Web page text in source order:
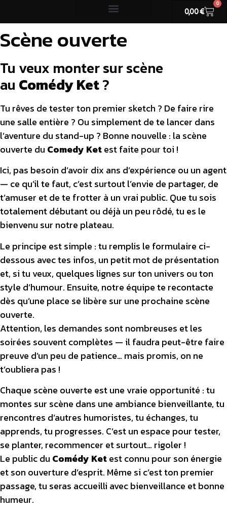
0,00€
0
Scène ouverte
Tu veux monter sur scène
au Comédy Ket?
Tu rêves de tester ton premier sketch ? De faire rire
une salle entière ? Ou simplement de te lancer dans
l’aventure du stand-up ? Bonne nouvelle : la scène
ouverte du Comedy Ketest faite pour toi !
Ici, pas besoin d’avoir dix ans d’expérience ou un agent
— ce qu’il te faut, c’est surtout l’envie de partager, de
t’amuser et de te frotter à un vrai public. Que tu sois
totalement débutant ou déjà un peu rôdé, tu es le
bienvenu sur notre plateau.
Le principe est simple : tu remplis le formulaire ci-
dessous avec tes infos, un petit mot de présentation
et, si tu veux, quelques lignes sur ton univers ou ton
style d’humour. Ensuite, notre équipe te recontacte
dès qu’une place se libère sur une prochaine scène
ouverte.
Attention, les demandes sont nombreuses et les
soirées souvent complètes — il faudra peut-être faire
preuve d’un peu de patience… mais promis, on ne
t’oubliera pas !
Chaque scène ouverte est une vraie opportunité : tu
montes sur scène dans une ambiance bienveillante, tu
rencontres d’autres humoristes, tu échanges, tu
apprends, tu progresses. C’est un espace pour tester,
se planter, recommencer et surtout… rigoler !
Le public du Comédy Ketest connu pour son énergie
et son ouverture d’esprit. Même si c’est ton premier
passage, tu seras accueilli avec bienveillance et bonne
humeur.